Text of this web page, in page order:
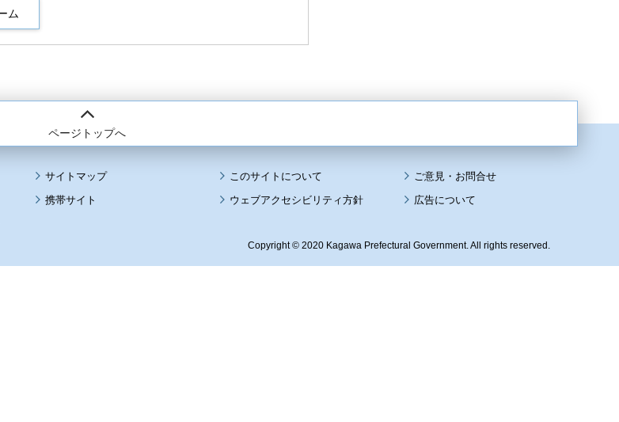
ページトップへ
サイトマップ
このサイトについて
携帯サイト
ウェブアクセシビリティ方針 広告について
Copyright © 2020 Kagawa Prefectural Government. All rights reserved.